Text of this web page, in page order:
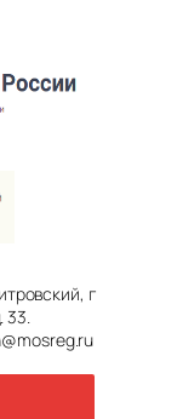
г
33.